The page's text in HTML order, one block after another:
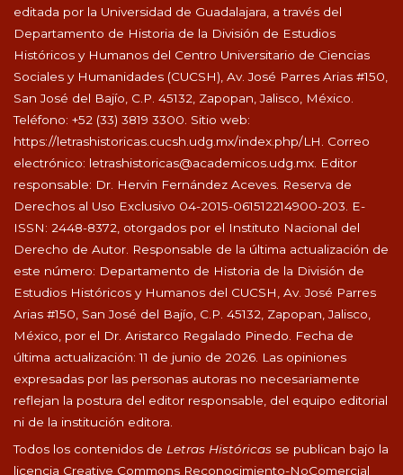
editada por la Universidad de Guadalajara, a través del
Departamento de Historia de la División de Estudios
Históricos y Humanos del Centro Universitario de Ciencias
Sociales y Humanidades (CUCSH), Av. José Parres Arias #150,
San José del Bajío, C.P. 45132, Zapopan, Jalisco, México.
Teléfono: +52 (33) 3819 3300. Sitio web:
https://letrashistoricas.cucsh.udg.mx/index.php/LH
. Correo
electrónico: letrashistoricas@academicos.udg.mx . Editor
responsable: Dr. Hervin Fernández Aceves. Reserva de
Derechos al Uso Exclusivo 04-2015-061512214900-203. E-
ISSN: 2448-8372, otorgados por el Instituto Nacional del
Derecho de Autor. Responsable de la última actualización de
este número: Departamento de Historia de la División de
Estudios Históricos y Humanos del CUCSH, Av. José Parres
Arias #150, San José del Bajío, C.P. 45132, Zapopan, Jalisco,
México, por el Dr. Aristarco Regalado Pinedo. Fecha de
última actualización: 11 de junio de 2026. Las opiniones
expresadas por las personas autoras no necesariamente
reflejan la postura del editor responsable, del equipo editorial
ni de la institución editora.
Todos los contenidos de Letras Históricas se publican bajo la
licencia Creative Commons Reconocimiento-NoComercial